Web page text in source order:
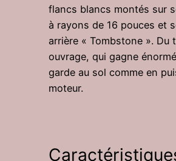
flancs blancs montés sur
à rayons de 16 pouces et
arrière « Tombstone ». Du
ouvrage, qui gagne
garde au sol comme en
moteur.